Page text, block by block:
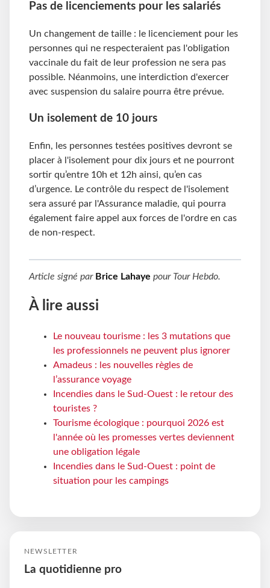
Pas de licenciements pour les salariés
Un changement de taille : le licenciement pour les
personnes qui ne respecteraient pas l'obligation
vaccinale du fait de leur profession ne sera pas
possible. Néanmoins, une interdiction d'exercer
avec suspension du salaire pourra être prévue.
Un isolement de 10 jours
Enfin, les personnes testées positives devront se
placer à l'isolement pour dix jours et ne pourront
sortir qu’entre 10h et 12h ainsi, qu’en cas
d’urgence. Le contrôle du respect de l'isolement
sera assuré par l'Assurance maladie, qui pourra
également faire appel aux forces de l'ordre en cas
de non-respect.
Article signé par Brice Lahaye pour Tour Hebdo.
À lire aussi
Le nouveau tourisme : les 3 mutations que
les professionnels ne peuvent plus ignorer
Amadeus : les nouvelles règles de
l’assurance voyage
Incendies dans le Sud-Ouest : le retour des
touristes ?
Tourisme écologique : pourquoi 2026 est
l'année où les promesses vertes deviennent
une obligation légale
Incendies dans le Sud-Ouest : point de
situation pour les campings
NEWSLETTER
La quotidienne pro